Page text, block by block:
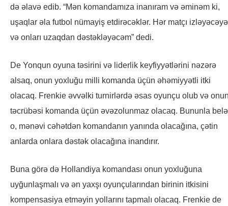
də əlavə edib. “Mən komandamıza inanıram və əminəm ki,
uşaqlar əla futbol nümayiş etdirəcəklər. Hər matçı
və onları uzaqdan dəstəkləyəcəm” dedi.
De Yonqun oyuna təsirini və liderlik keyfiyyətlərini nəzərə
alsaq, onun yoxluğu milli komanda üçün əhəmiyyətli itki
olacaq. Frenkie əvvəlki turnirlərdə əsas oyunçu olub və
təcrübəsi komanda üçün əvəzolunmaz olacaq. Bununla
o, mənəvi cəhətdən komandanın yanında olacağına, çətin
anlarda onlara dəstək olacağına inandırır.
Buna görə də Hollandiya komandası onun yoxluğuna
uyğunlaşmalı və ən yaxşı oyunçularından birinin itkisini
kompensasiya etməyin yollarını tapmalı olacaq. Frenkie de